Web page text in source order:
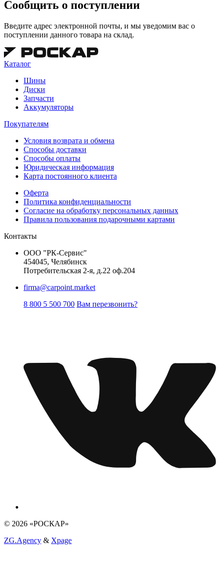
Сообщить о поступлении
Введите адрес электронной почты, и мы уведомим вас о
поступлении данного товара на склад.
Каталог
Шины
Диски
Запчасти
Аккумуляторы
Покупателям
Условия возврата и обмена
Способы доставки
Способы оплаты
Юридическая информация
Карта постоянного клиента
Оферта
Политика конфиденциальности
Согласие на обработку персональных данных
Правила пользования подарочными картами
Контакты
ООО "РК-Сервис"
454045, Челябинск
Потребительская 2-я, д.22 оф.204
firma@carpoint.market
8 800 5 500 700 Вам перезвонить?
© 2026 «РОСКАР»
ZG.Agency & Xpage